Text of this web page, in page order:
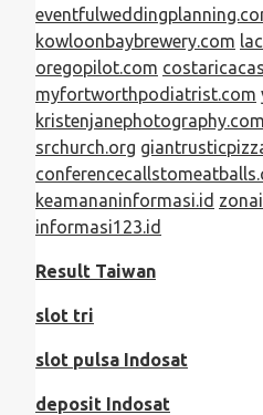
kowloonbaybrewery.com
oregopilot.com
myfortworthpodiatrist.com
kristenjanephotography.com
srchurch.org
keamananinformasi.id
informasi123.id
Result Taiwan
slot tri
slot pulsa Indosat
deposit Indosat